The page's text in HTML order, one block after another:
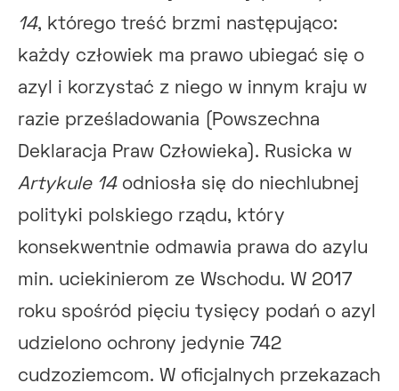
14, którego treść brzmi następująco:
każdy człowiek ma prawo ubiegać się o
azyl i korzystać z niego w innym kraju w
razie prześladowania (Powszechna
Deklaracja Praw Człowieka). Rusicka w
Artykule 14odniosła się do niechlubnej
polityki polskiego rządu, który
konsekwentnie odmawia prawa do azylu
min. uciekinierom ze Wschodu. W 2017
roku spośród pięciu tysięcy podań o azyl
udzielono ochrony jedynie 742
cudzoziemcom. W oficjalnych przekazach